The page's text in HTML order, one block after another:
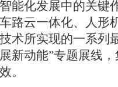
能化发展中的关键
路云一体化、人形
术所实现的一系列
新动能”专题展线
。